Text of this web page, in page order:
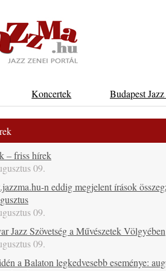
Koncertek Budapest
– friss hírek
09.
n eddig megjelent írások
09.
Jazz Szövetség a Művészetek Völgyében
09.
a Balaton legkedvesebb eseménye: